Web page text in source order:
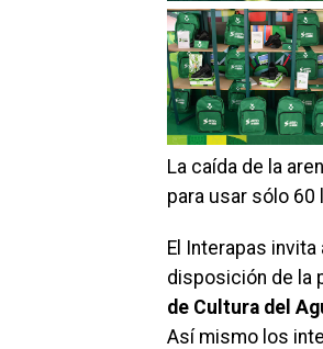
La caída de la
para usar sólo 60
El Interapas
disposición de la
de Cultura del
Así mismo los